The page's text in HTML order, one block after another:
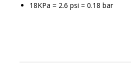
18KPa = 2.6 psi = 0.18 bar